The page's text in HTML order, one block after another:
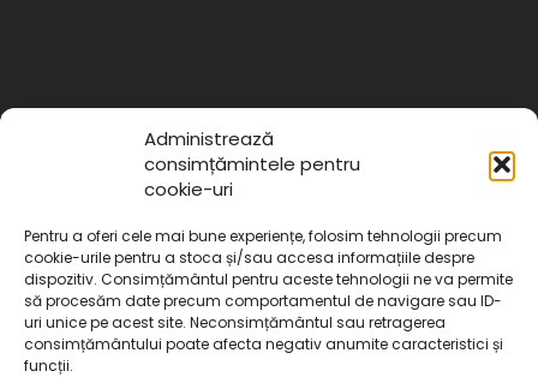
Administrează
consimțămintele pentru
cookie-uri
Pentru a oferi cele mai bune experiențe, folosim tehnologii precum
cookie-urile pentru a stoca și/sau accesa informațiile despre
dispozitiv. Consimțământul pentru aceste tehnologii ne va permite
să procesăm date precum comportamentul de navigare sau ID-
uri unice pe acest site. Neconsimțământul sau retragerea
consimțământului poate afecta negativ anumite caracteristici și
funcții.
External